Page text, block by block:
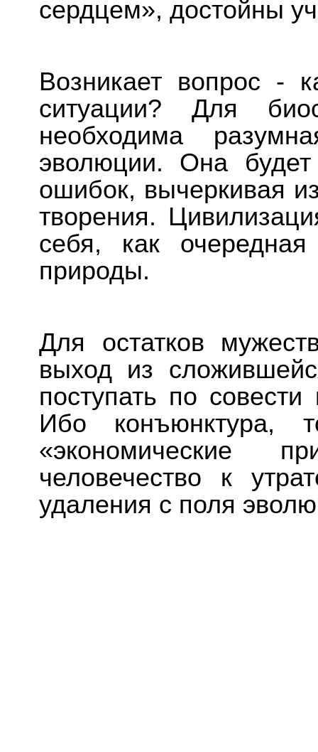
сердцем», достойны
Возникает вопрос -
ситуации? Для
необходима
эволюции. Она
ошибок, вычеркивая
творения.
себя, как
природы.
Для остатков
выход из
поступать по
Ибо конъюнктура,
«экономические
человечество к
удаления с поля